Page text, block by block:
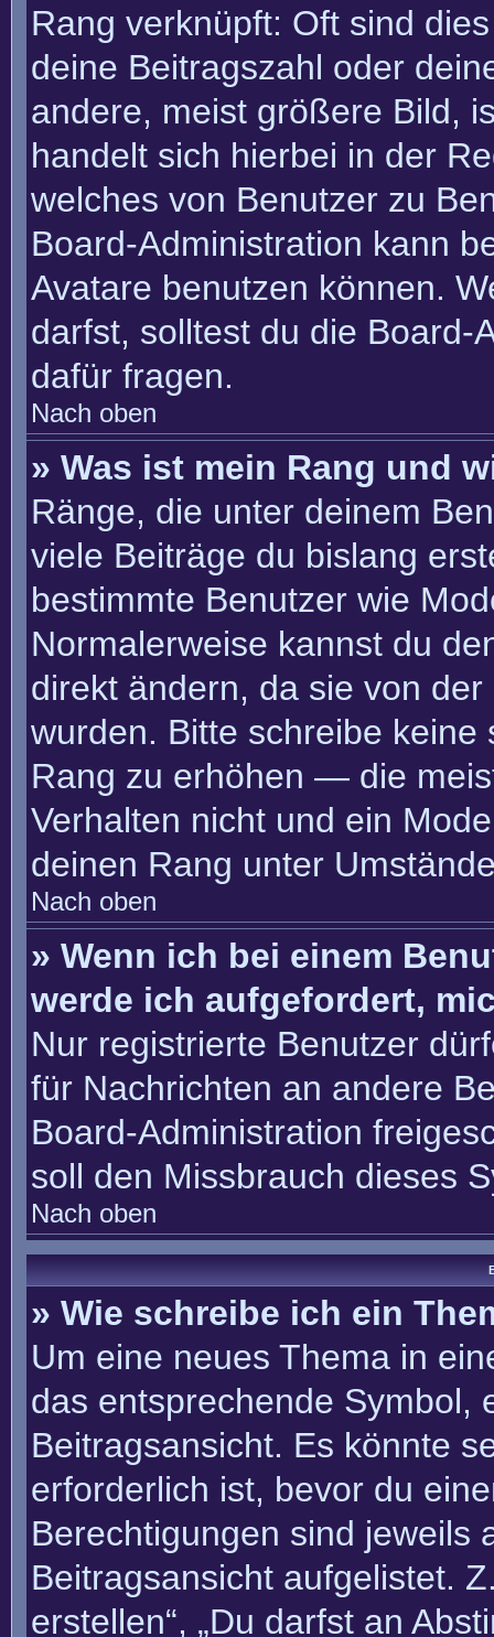
Rang verknüpft: Oft sind
deine Beitragszahl oder
andere, meist größere Bild,
handelt sich hierbei in der
welches von Benutzer zu
Board-Administration kann
Avatare benutzen können.
darfst, solltest du die Board-
dafür fragen.
Nach oben
» Was ist mein Rang und
Ränge, die unter deinem
viele Beiträge du bislang
bestimmte Benutzer wie
Normalerweise kannst du
direkt ändern, da sie von
wurden. Bitte schreibe
Rang zu erhöhen — die
Verhalten nicht und ein
deinen Rang unter
Nach oben
» Wenn ich bei einem
werde ich aufgefordert,
Nur registrierte Benutzer
für Nachrichten an andere
Board-Administration
soll den Missbrauch dieses
Nach oben
» Wie schreibe ich ein
Um eine neues Thema in
das entsprechende Symbol,
Beitragsansicht. Es könnte
erforderlich ist, bevor du
Berechtigungen sind jeweils
Beitragsansicht aufgelistet.
erstellen“, „Du darfst an